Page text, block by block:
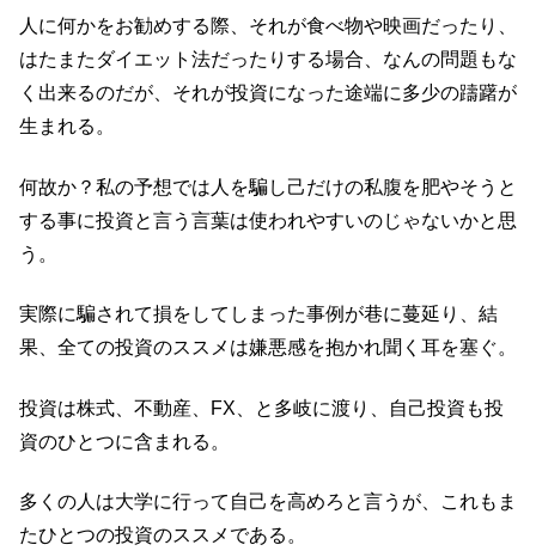
人に何かをお勧めする際、それが食べ物や映画だったり、
はたまたダイエット法だったりする場合、なんの問題もな
く出来るのだが、それが投資になった途端に多少の躊躇が
生まれる。
何故か？私の予想では人を騙し己だけの私腹を肥やそうと
する事に投資と言う言葉は使われやすいのじゃないかと思
う。
実際に騙されて損をしてしまった事例が巷に蔓延り、結
果、全ての投資のススメは嫌悪感を抱かれ聞く耳を塞ぐ。
投資は株式、不動産、FX、と多岐に渡り、自己投資も投
資のひとつに含まれる。
多くの人は大学に行って自己を高めろと言うが、これもま
たひとつの投資のススメである。